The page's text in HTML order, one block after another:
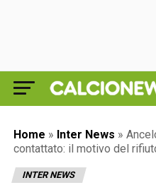
Home » Inter News »
contattato: il motivo del
INTER NEWS